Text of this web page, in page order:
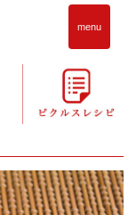
menu
> 簡単120日